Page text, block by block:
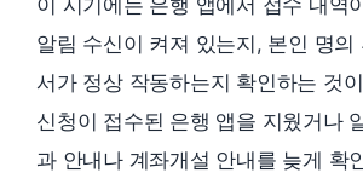
알림 수신이 켜져 있는지, 본인 명의
서가 정상 작동하는지 확인하는 것
신청이 접수된 은행 앱을 지웠거나
과 안내나 계좌개설 안내를 늦게 확